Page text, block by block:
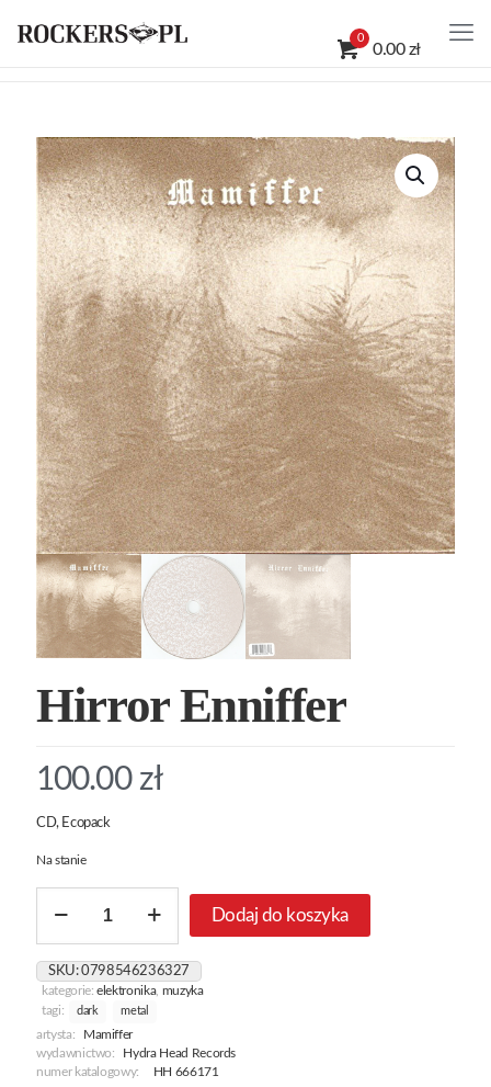
0
0.00 zł
Hirror Enniffer
100.00 zł
CD, Ecopack
Na stanie
Hirror
Dodaj do koszyka
SKU:0798546236327
kategorie:elektronika, muzyka
tagi:
dark metal
artysta:
Mamiffer
wydawnictwo:
Hydra Head Records
numer katalogowy:
HH 666171